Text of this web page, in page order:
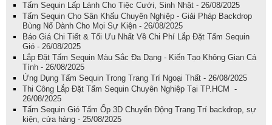
Tấm Sequin Lấp Lánh Cho Tiệc Cưới, Sinh Nhật - 26/08/2025
Tấm Sequin Cho Sân Khấu Chuyên Nghiệp - Giải Pháp Backdrop
Bùng Nổ Dành Cho Mọi Sự Kiện - 26/08/2025
Báo Giá Chi Tiết & Tối Ưu Nhất Về Chi Phí Lắp Đặt Tấm Sequin
Gió - 26/08/2025
Lắp Đặt Tấm Sequin Màu Sắc Đa Dạng - Kiến Tạo Không Gian Cá
Tính - 26/08/2025
Ứng Dụng Tấm Sequin Trong Trang Trí Ngoại Thất - 26/08/2025
Thi Công Lắp Đặt Tấm Sequin Chuyên Nghiệp Tại TP.HCM -
26/08/2025
Tấm Sequin Gió Tấm Ốp 3D Chuyển Động Trang Trí backdrop, sự
kiện, cửa hàng - 25/08/2025